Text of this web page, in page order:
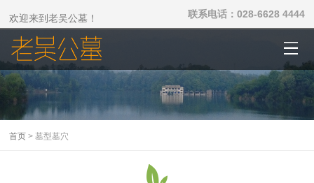
欢迎来到老吴公墓！ 联系电话：028-6628 4444
首页 > 墓型墓穴